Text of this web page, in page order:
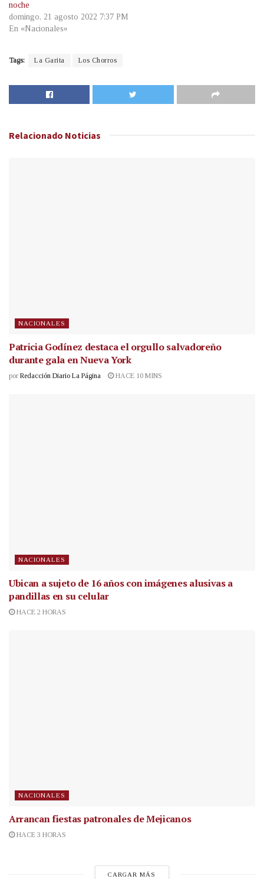
noche
domingo, 21 agosto 2022 7:37 PM
En «Nacionales»
Tags: La Garita Los Chorros
Relacionado Noticias
NACIONALES
Patricia Godínez destaca el orgullo salvadoreño
durante gala en Nueva York
por Redacción Diario La Página HACE 10 MINS
NACIONALES
Ubican a sujeto de 16 años con imágenes alusivas a
pandillas en su celular
HACE 2 HORAS
NACIONALES
Arrancan fiestas patronales de Mejicanos
HACE 3 HORAS
CARGAR MÁS